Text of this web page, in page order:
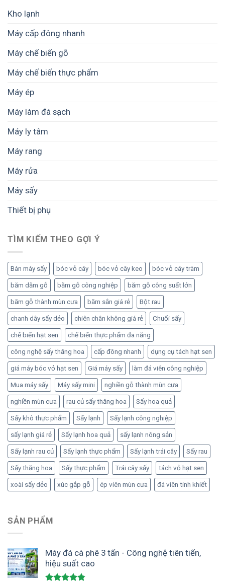
Kho lạnh
Máy cấp đông nhanh
Máy chế biến gỗ
Máy chế biến thực phẩm
Máy ép
Máy làm đá sạch
Máy ly tâm
Máy rang
Máy rửa
Máy sấy
Thiết bị phụ
TÌM KIẾM THEO GỢI Ý
Bán máy sấy bóc vỏ cây bóc vỏ cây keo bóc vỏ cây tràm
băm dăm gỗ băm gỗ công nghiệp băm gỗ công suất lớn
băm gỗ thành mùn cưa băm sắn giá rẻ Bột rau
chanh dây sấy dẻo chiên chân không giá rẻ Chuối sấy
chế biến hạt sen chế biến thực phẩm đa năng
công nghệ sấy thăng hoa cấp đông nhanh dụng cụ tách hạt sen
giá máy bóc vỏ hạt sen Giá máy sấy làm đá viên công nghiệp
Mua máy sấy Máy sấy mini nghiền gỗ thành mùn cưa
nghiền mùn cưa rau củ sấy thăng hoa Sấy hoa quả
Sấy khô thực phẩm Sấy lạnh Sấy lạnh công nghiệp
sấy lạnh giá rẻ Sấy lạnh hoa quả sấy lạnh nông sản
Sấy lạnh rau củ Sấy lạnh thực phẩm Sấy lạnh trái cây Sấy rau
Sấy thăng hoa Sấy thực phẩm Trái cây sấy tách vỏ hạt sen
xoài sấy dẻo xúc gắp gỗ ép viên mùn cưa đá viên tinh khiết
SẢN PHẨM
Máy đá cà phê 3 tấn - Công nghệ tiên tiến,
hiệu suất cao